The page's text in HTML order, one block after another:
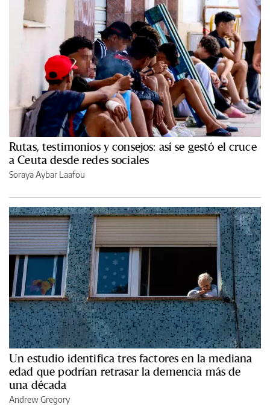
Rutas, testimonios y consejos: así se gestó el cruce
a Ceuta desde redes sociales
Soraya Aybar Laafou
Un estudio identifica tres factores en la mediana
edad que podrían retrasar la demencia más de
una década
Andrew Gregory